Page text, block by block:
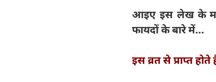
आइए इस लेख के
फायदों के बारे में...
इस व्रत से प्राप्त